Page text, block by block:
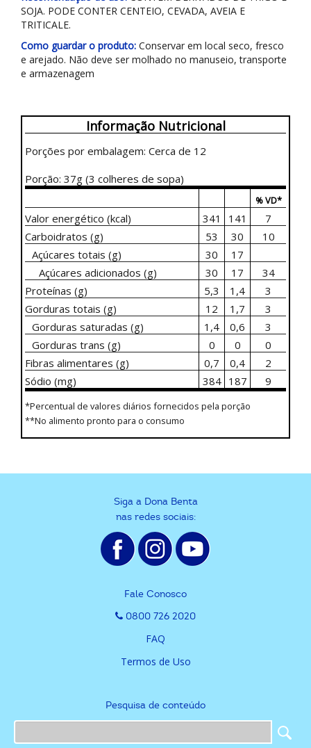
SOJA. PODE CONTER CENTEIO, CEVADA, AVEIA E
TRITICALE.
Como guardar o produto: Conservar em local seco, fresco
e arejado. Não deve ser molhado no manuseio, transporte
e armazenagem
Informação Nutricional
Porções por embalagem: Cerca de 12
Porção: 37g (3 colheres de sopa)
% VD*
Valor energético (kcal) 341 141
7
Carboidratos (g)
53 30
10
Açúcares totais (g)
30
17
Açúcares adicionados (g)
30 17
34
Proteínas (g)
5,3 1,4
3
Gorduras totais (g)
12 1,7
3
Gorduras saturadas (g)
1,4 0,6
3
Gorduras trans (g)
0 0
0
Fibras alimentares (g)
0,7 0,4
2
Sódio (mg)
384 187 9
*Percentual de valores diários fornecidos pela porção
**No alimento pronto para o consumo
Siga a Dona Benta
nas redes sociais:
Fale Conosco
0800 726 2020
FAQ
Termos de Uso
Pesquisa de conteúdo